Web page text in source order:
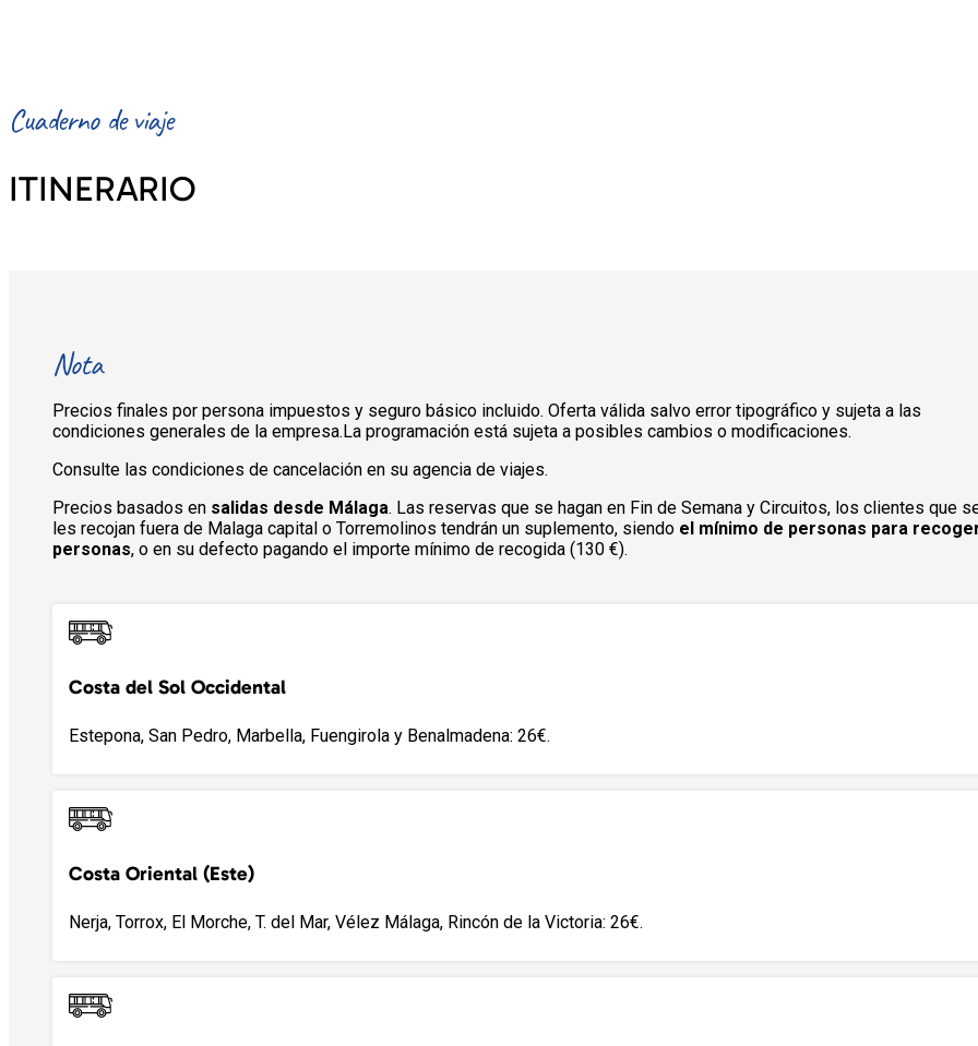
Cuaderno de viaje
ITINERARIO
Nota
Precios finales por persona impuestos y seguro básico incluido. Oferta válida salvo error tipográfico y sujeta a las
condiciones generales de la empresa.La programación está sujeta a posibles cambios o modificaciones.
Consulte las condiciones de cancelación en su agencia de viajes.
Precios basados en salidas desde Málaga. Las reservas que se hagan en Fin de Semana y Circuitos, los clientes que
les recojan fuera de Malaga capital o Torremolinos tendrán un suplemento, siendo el mínimo de personas para
personas, o en su defecto pagando el importe mínimo de recogida (130 €).
Costa del Sol Occidental
Estepona, San Pedro, Marbella, Fuengirola y Benalmadena: 26€.
Costa Oriental (Este)
Nerja, Torrox, El Morche, T. del Mar, Vélez Málaga, Rincón de la Victoria: 26€.